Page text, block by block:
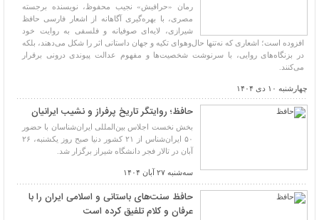
رمان «حرافیش» نجیب محفوظ، نویسنده برجسته
مصری، با بهره‌گیری آگاهانه از اشعار فارسی حافظ
شیرازی، لایه‌ای صوفیانه و فلسفی به روایت خود
افزوده است؛ اشعاری که نه‌تنها حال‌وهوای تکیه و جهان داستانی اثر را شکل می‌دهند، بلکه
در بزنگاه‌های روایی، با سرنوشت شخصیت‌ها و مفهوم عدالت پیوندی درونی برقرار
می‌کنند.
چهارشنبه ۱۰ دی ۱۴۰۴
حافظ؛ روایتگر تاریخ پرفراز و نشیب ایرانیان
بخش نخست اجلاس بین‌المللی ایران‌شناسان با حضور
۵۰ ایران‌شناس از ۲۱ کشور دنیا صبح روز یکشنبه، ۲۶
آبان در تالار فجر دانشگاه شیراز برگزار شد.
سه‌شنبه ۲۷ آبان ۱۴۰۴
حافظ سنت‌های باستانی و اسلامی ایران را با
عرفان و کلام تلفیق کرده است